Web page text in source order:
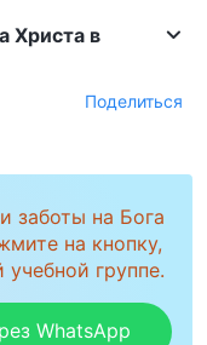
Христа в
Поделиться
заботы на Бога
на кнопку,
группе.
WhatsApp